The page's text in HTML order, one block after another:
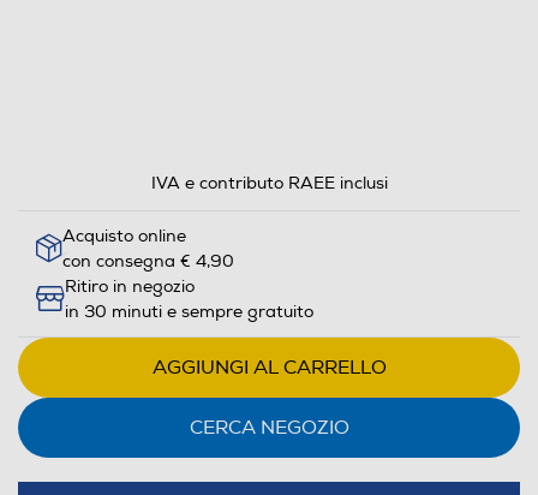
IVA e contributo RAEE inclusi
Acquisto online
con consegna € 4,90
Ritiro in negozio
in 30 minuti e sempre gratuito
AGGIUNGI AL CARRELLO
CERCA NEGOZIO